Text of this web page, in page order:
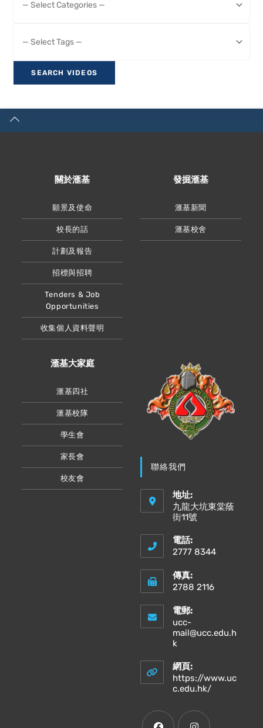
關於滙基
願景及使命
校長的話
計劃及報告
招標與招聘
Tenders & Job
Opportunities
收集個人資料聲明
發掘滙基
滙基新聞
滙基校舍
滙基大家庭
滙基四社
滙基校隊
學生會
家長會
校友會
聯絡我們
地址:
九龍大坑東棠蔭
街11號
電話:
2777 8344
傳真:
2788 2116
電郵:
ucc-
mail@ucc.edu.h
k
your
application
網頁:
https://www.uc
c.edu.hk/Opens